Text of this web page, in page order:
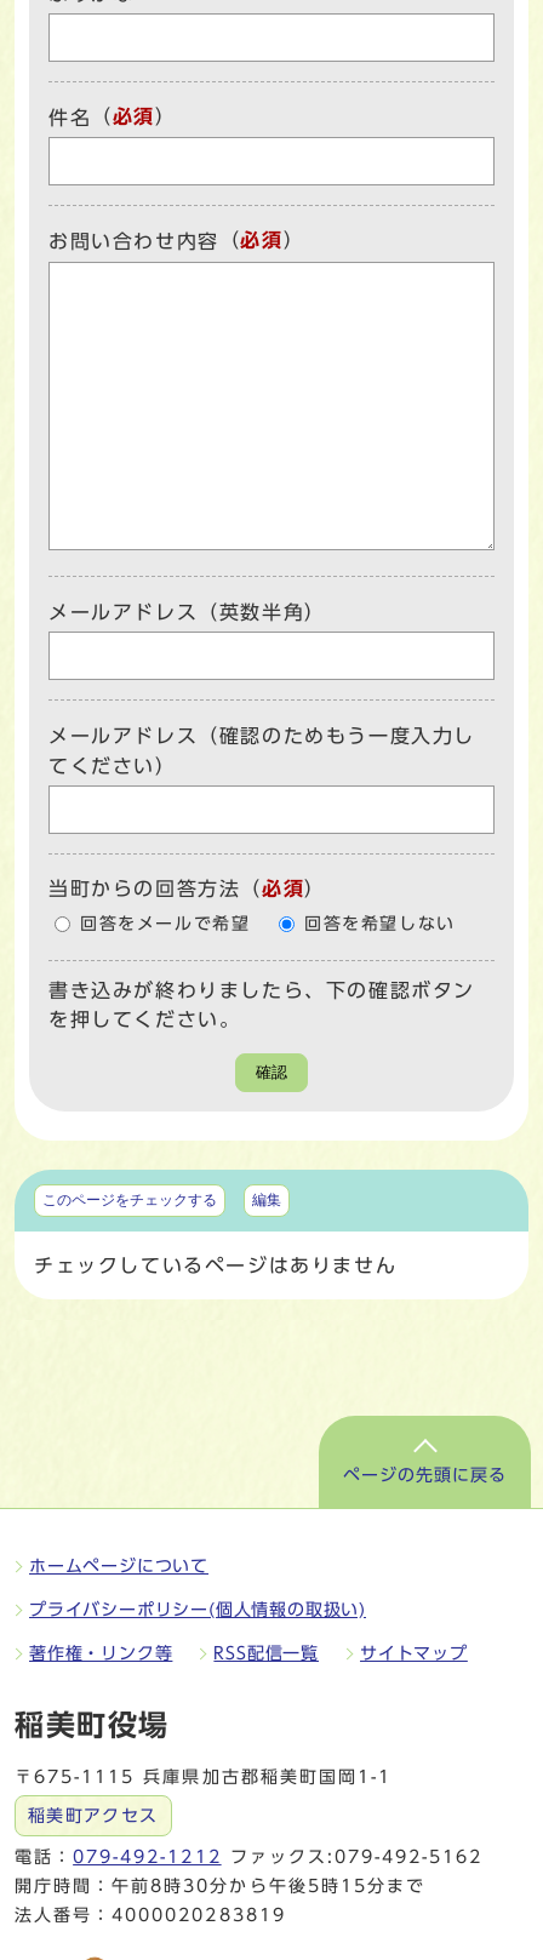
件名 （必須）
お問い合わせ内容 （必須）
メールアドレス（英数半角）
メールアドレス（確認のためもう一度入力し
てください）
当町からの回答方法 （必須）
回答をメールで希望 回答を希望しない
書き込みが終わりましたら、下の確認ボタン
を押してください。
確認
マイページ
このページをチェックする 編集
チェックしているページはありません
ページの先頭に戻る
ホームページについて
プライバシーポリシー(個人情報の取扱い)
著作権・リンク等 RSS配信一覧 サイトマップ
稲美町役場
〒675-1115 兵庫県加古郡稲美町国岡1-1
稲美町アクセス
電話：079-492-1212
ファックス:079-492-5162
開庁時間：午前8時30分から午後5時15分まで
法人番号：4000020283819